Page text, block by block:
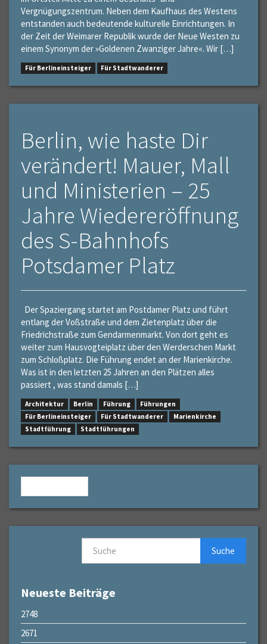
Vergnügungszentrum. Neben dem Kaufhaus des Westens
entstanden auch bedeutende kulturelle Einrichtungen. In
der Zeit der Weimarer Republik wurde der Neue Westen zu
einem Synonym der »Goldenen Zwanziger Jahre«. Wir […]
Für Berlineinsteiger Für Stadtwanderer
Berlin, wie haste Dir
verändert! Mauer, Mall
und Ministerien – 25
Jahre Wiedereröffnung
des S-Bahnhofs
Potsdamer Platz
Der Spaziergang startet am Postdamer Platz und führt
entlang der Voßstraße und dem Zietenplatz über die
Friedrichstraße zum Gendarmenmarkt. Von dort geht es
weiter zum Hausvogteiplatz über den Werderschen Markt
zum Schloßplatz. Die Führung endet an der Marienkirche.
Was ist in den letzten 25 Jahren an den Plätzen alles
passiert , was stand damals […]
Architektur Berlin Führung
Führungen
Für Berlineinsteiger
Für Stadtwanderer
Marienkirche
Stadtführung
Stadtführungen
Suche
Neueste Beiträge
2748
2671